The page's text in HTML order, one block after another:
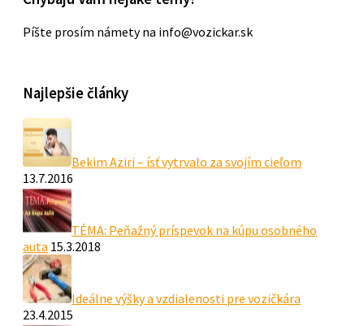
Píšte prosím námety na info@vozickar.sk
Najlepšie články
Bekim Aziri – ísť vytrvalo za svojím cieľom
13.7.2016
TÉMA: Peňažný príspevok na kúpu osobného
auta 15.3.2018
Ideálne výšky a vzdialenosti pre vozičkára
23.4.2015